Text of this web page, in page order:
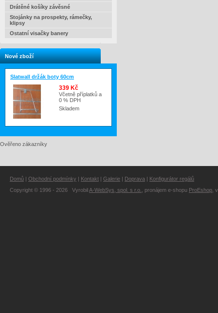
Drátěné košíky závěsné
Stojánky na prospekty, rámečky,
klipsy
Ostatní visačky banery
Nové zboží
Slatwall držák boty 60cm
339 Kč
Včetně příplatků a
0 % DPH
Skladem
Ověřeno zákazníky
Domů | Obchodní podmínky | Kontakt | Galerie | Doprava | Konfigurátor regálů
Copyright © 1996 - 2026 VyrobilA-WebSys, spol. s r.o. , pronájem e-shopu ProEshop ,